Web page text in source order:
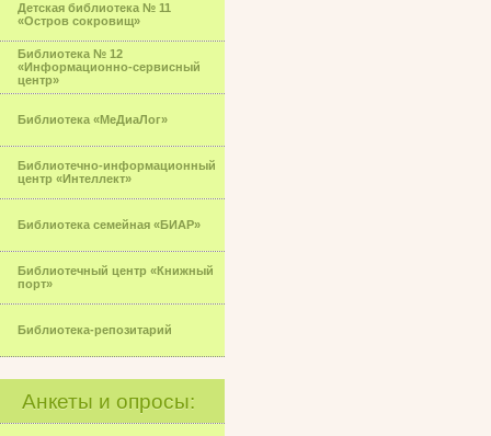
Детская библиотека № 11
«Остров сокровищ»
Библиотека № 12
«Информационно-сервисный
центр»
Библиотека «МеДиаЛог»
Библиотечно-информационный
центр «Интеллект»
Библиотека семейная «БИАР»
Библиотечный центр «Книжный
порт»
Библиотека-репозитарий
Анкеты и опросы: